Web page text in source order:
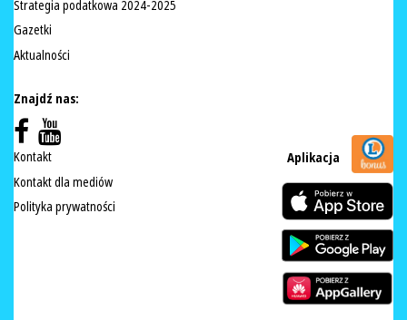
Strategia podatkowa 2024-2025
Gazetki
Aktualności
Znajdź nas:
Kontakt
Kontakt dla mediów
Polityka prywatności
Aplikacja